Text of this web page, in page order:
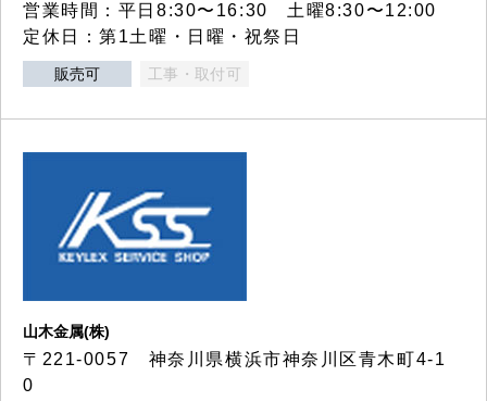
営業時間：平日8:30〜16:30 土曜8:30〜12:00
定休日：第1土曜・日曜・祝祭日
販売可 工事・取付可
山木金属(株)
〒221-0057 神奈川県横浜市神奈川区青木町4-1
0